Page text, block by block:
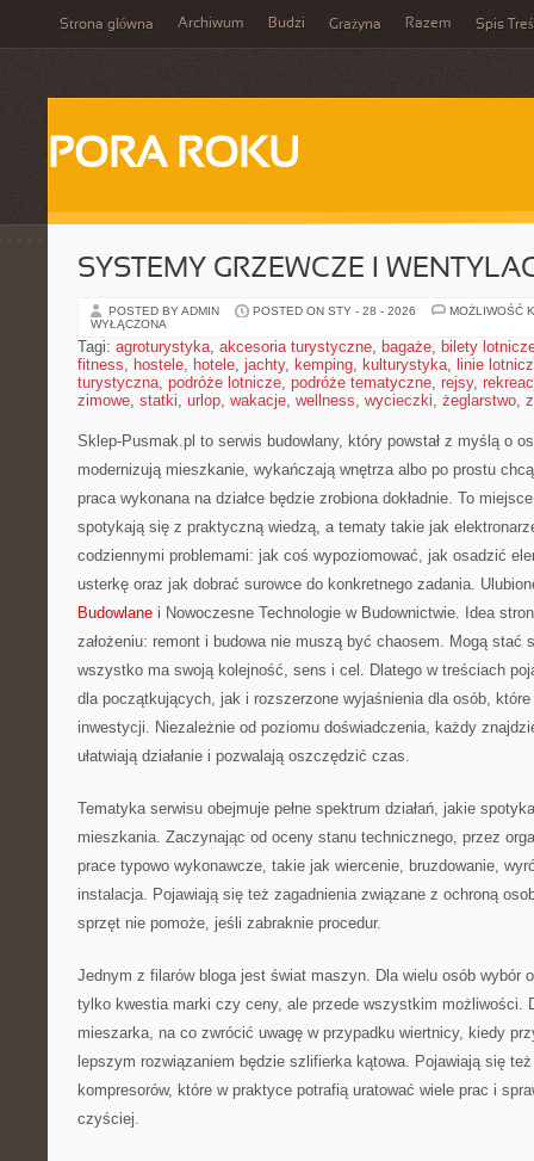
Strona główna Archiwum Budzi Grażyna Razem Spis
PORA ROKU
SYSTEMY GRZEWCZE I
POSTED BY ADMIN POSTED ON STY - 28 - 2026
MOŻLIWOŚĆ
WYŁĄCZONA
Tagi: agroturystyka, akcesoria turystyczne, bagaże, bilety
fitness, hostele, hotele, jachty, kemping, kulturystyka, linie
turystyczna, podróże lotnicze, podróże tematyczne, rejsy,
zimowe, statki, urlop, wakacje, wellness, wycieczki, żeglarstwo,
Sklep-Pusmak.pl to serwis budowlany, który powstał z myślą o
modernizują mieszkanie, wykańczają wnętrza albo po prostu
praca wykonana na działce będzie zrobiona dokładnie. To
spotykają się z praktyczną wiedzą, a tematy takie jak
codziennymi problemami: jak coś wypoziomować, jak osadzić
usterkę oraz jak dobrać surowce do konkretnego zadania.
Budowlane i Nowoczesne Technologie w Budownictwie. Idea
założeniu: remont i budowa nie muszą być chaosem. Mogą stać
wszystko ma swoją kolejność, sens i cel. Dlatego w treściach
dla początkujących, jak i rozszerzone wyjaśnienia dla osób,
inwestycji. Niezależnie od poziomu doświadczenia, każdy
ułatwiają działanie i pozwalają oszczędzić czas.
Tematyka serwisu obejmuje pełne spektrum działań, jakie
mieszkania. Zaczynając od oceny stanu technicznego, przez
prace typowo wykonawcze, takie jak wiercenie, bruzdowanie,
instalacja. Pojawiają się też zagadnienia związane z ochroną
sprzęt nie pomoże, jeśli zabraknie procedur.
Jednym z filarów bloga jest świat maszyn. Dla wielu osób wybór
tylko kwestia marki czy ceny, ale przede wszystkim możliwości.
mieszarka, na co zwrócić uwagę w przypadku wiertnicy, kiedy
lepszym rozwiązaniem będzie szlifierka kątowa. Pojawiają się
kompresorów, które w praktyce potrafią uratować wiele prac i
czyściej.